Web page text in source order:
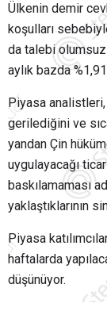
Ülkenin demir
koşulları
da talebi
aylık bazda
Piyasa analistleri,
gerilediğini ve
yandan Çin
uygulayacağı
baskılamaması
yaklaştıklarının
Piyasa
haftalarda
düşünüyor.